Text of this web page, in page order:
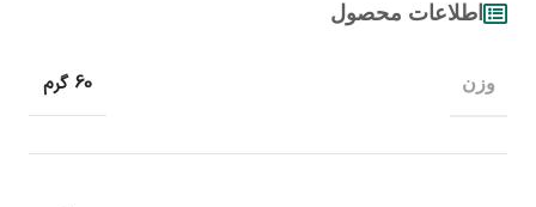
اطلاعات محصول
وزن 60 گرم